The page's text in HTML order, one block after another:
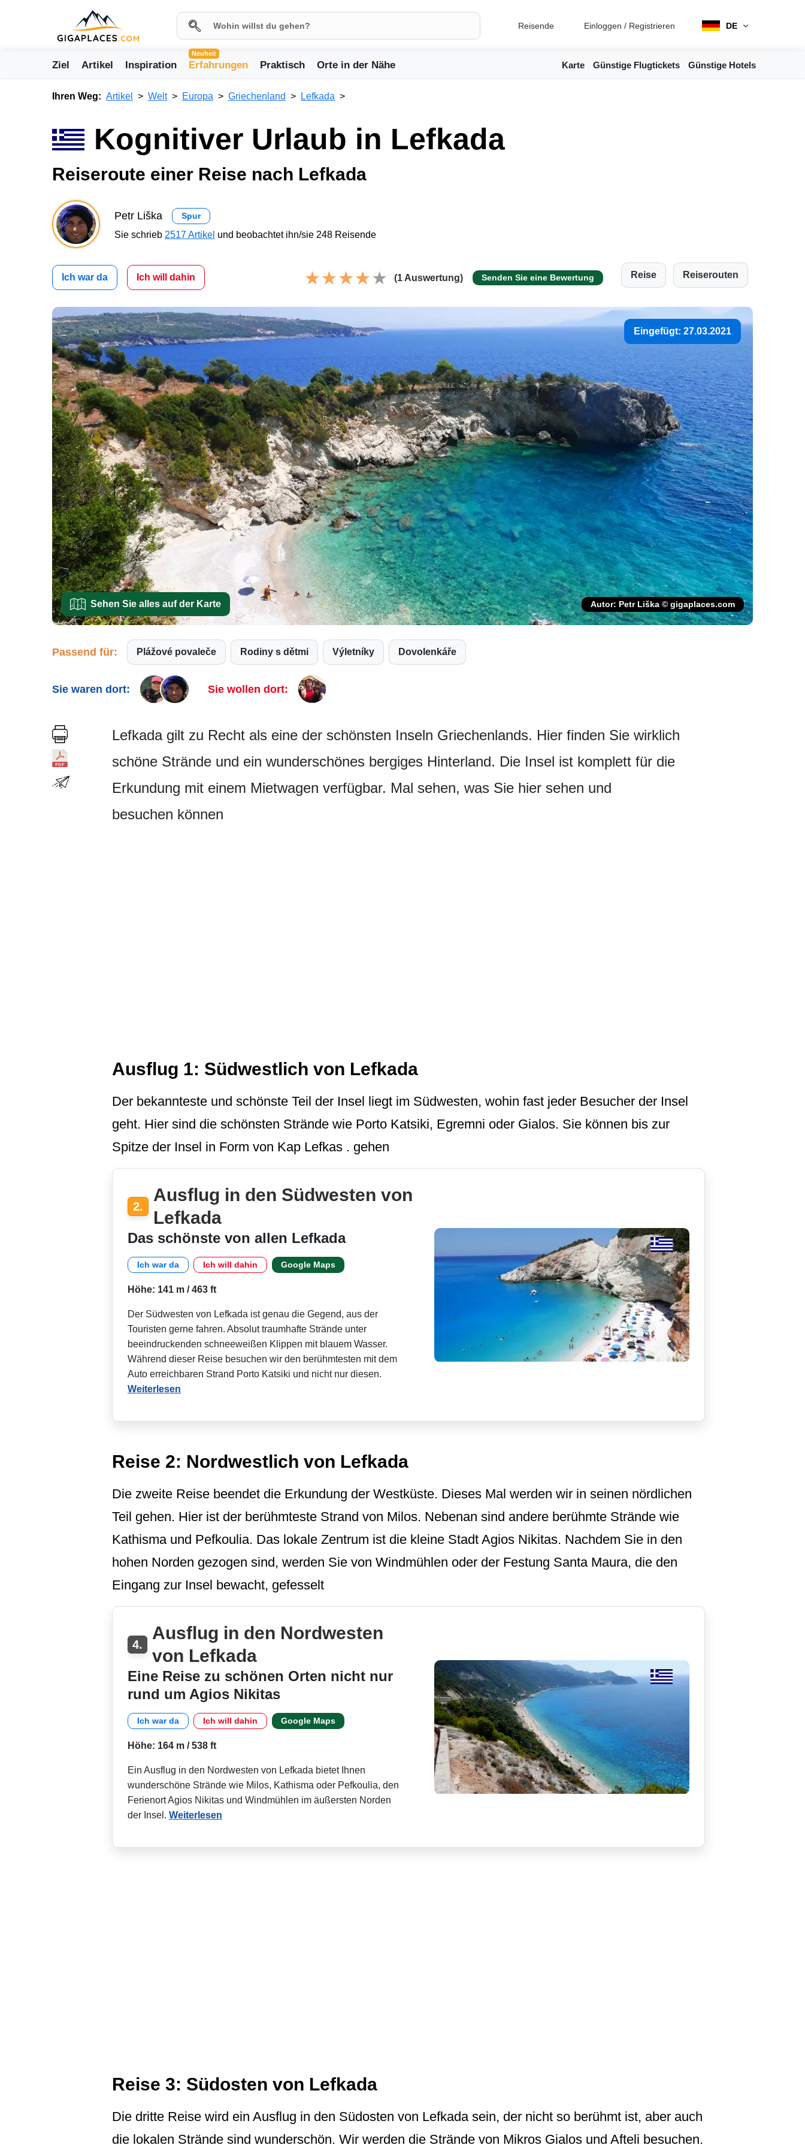
Reisende Einloggen / Registrieren DE
Ziel Artikel Inspiration
Neuheit
Erfahrungen Praktisch Orte in der Nähe Karte Günstige Flugtickets Günstige Hotels
Ihren Weg: Artikel Welt Europa Griechenland Lefkada
Kognitiver Urlaub in Lefkada
Reiseroute einer Reise nach Lefkada
Petr Liška Spur
Sie schrieb 2517 Artikel und beobachtet ihn/sie 248 Reisende
Ich war da Ich will dahin (1 Auswertung) Senden Sie eine Bewertung Reise Reiserouten
Eingefügt: 27.03.2021
Sehen Sie alles auf der Karte Autor: Petr Liška © gigaplaces.com
Passend für: Plážové povaleče Rodiny s dětmi Výletníky Dovolenkáře
Sie waren dort: Sie wollen dort:
Lefkada gilt zu Recht als eine der schönsten Inseln Griechenlands. Hier finden Sie wirklich
schöne Strände und ein wunderschönes bergiges Hinterland. Die Insel ist komplett für die
Erkundung mit einem Mietwagen verfügbar. Mal sehen, was Sie hier sehen und
besuchen können
Ausflug 1: Südwestlich von Lefkada
Der bekannteste und schönste Teil der Insel liegt im Südwesten, wohin fast jeder Besucher der Insel
geht. Hier sind die schönsten Strände wie Porto Katsiki, Egremni oder Gialos. Sie können bis zur
Spitze der Insel in Form von Kap Lefkas . gehen
2.
Ausflug in den Südwesten von
Lefkada
Das schönste von allen Lefkada
Ich war da Ich will dahin Google Maps
Höhe: 141 m / 463 ft
Der Südwesten von Lefkada ist genau die Gegend, aus der
Touristen gerne fahren. Absolut traumhafte Strände unter
beeindruckenden schneeweißen Klippen mit blauem Wasser.
Während dieser Reise besuchen wir den berühmtesten mit dem
Auto erreichbaren Strand Porto Katsiki und nicht nur diesen.
Weiterlesen
Reise 2: Nordwestlich von Lefkada
Die zweite Reise beendet die Erkundung der Westküste. Dieses Mal werden wir in seinen nördlichen
Teil gehen. Hier ist der berühmteste Strand von Milos. Nebenan sind andere berühmte Strände wie
Kathisma und Pefkoulia. Das lokale Zentrum ist die kleine Stadt Agios Nikitas. Nachdem Sie in den
hohen Norden gezogen sind, werden Sie von Windmühlen oder der Festung Santa Maura, die den
Eingang zur Insel bewacht, gefesselt
4.
Ausflug in den Nordwesten
von Lefkada
Eine Reise zu schönen Orten nicht nur
rund um Agios Nikitas
Ich war da Ich will dahin Google Maps
Höhe: 164 m / 538 ft
Ein Ausflug in den Nordwesten von Lefkada bietet Ihnen
wunderschöne Strände wie Milos, Kathisma oder Pefkoulia, den
Ferienort Agios Nikitas und Windmühlen im äußersten Norden
der Insel. Weiterlesen
Reise 3: Südosten von Lefkada
Die dritte Reise wird ein Ausflug in den Südosten von Lefkada sein, der nicht so berühmt ist, aber auch
die lokalen Strände sind wunderschön. Wir werden die Strände von Mikros Gialos und Afteli besuchen.